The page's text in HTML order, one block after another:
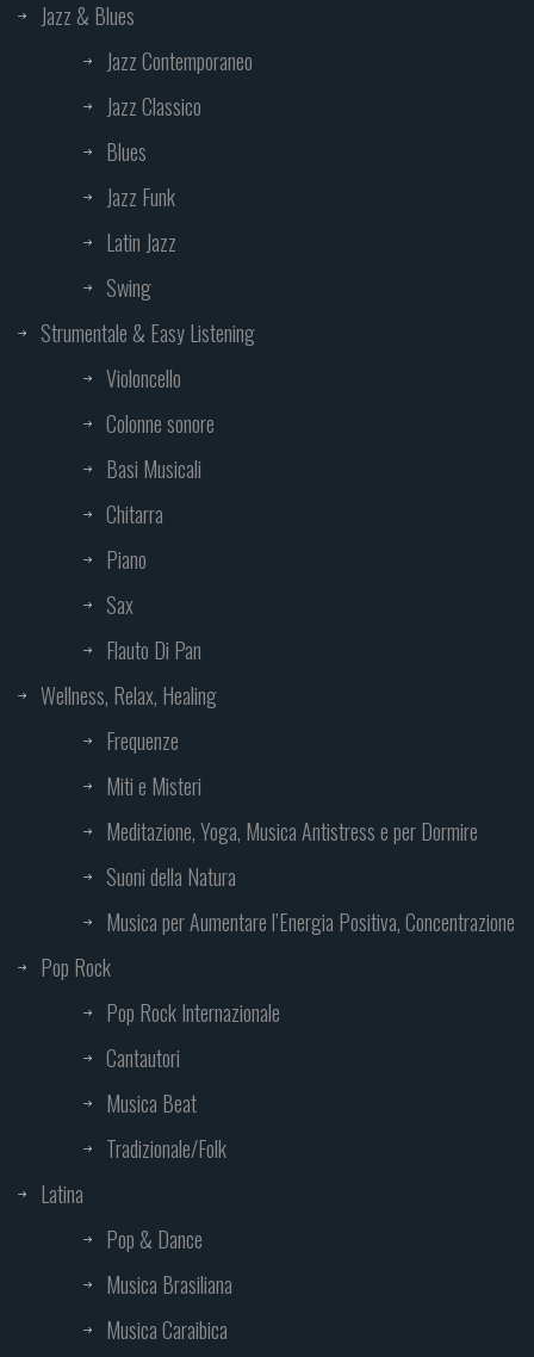
Jazz & Blues
Jazz Contemporaneo
Jazz Classico
Blues
Jazz Funk
Latin Jazz
Swing
Strumentale & Easy Listening
Violoncello
Colonne sonore
Basi Musicali
Chitarra
Piano
Sax
Flauto Di Pan
Wellness, Relax, Healing
Frequenze
Miti e Misteri
Meditazione, Yoga, Musica Antistress e per Dormire
Suoni della Natura
Musica per Aumentare l’Energia Positiva, Concentrazione
Pop Rock
Pop Rock Internazionale
Cantautori
Musica Beat
Tradizionale/Folk
Latina
Pop & Dance
Musica Brasiliana
Musica Caraibica